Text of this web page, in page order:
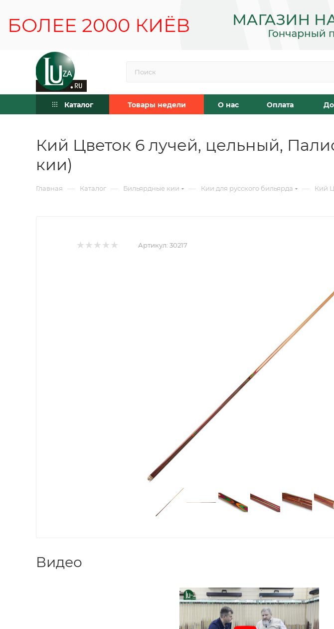
Каталог Товары недели О нас Оплата
Кий Цветок 6 лучей, цельный,
кии)
Главная — Каталог — Бильярдные кии — Кии для русского бильярда — Кий
Артикул: 30217
Видео